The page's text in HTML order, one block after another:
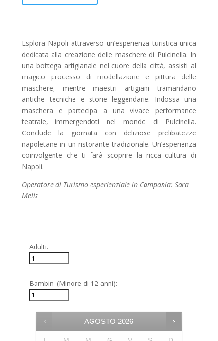
Esplora Napoli attraverso un’esperienza turistica unica
dedicata alla creazione delle maschere di Pulcinella. In
una bottega artigianale nel cuore della città, assisti al
magico processo di modellazione e pittura delle
maschere, mentre maestri artigiani tramandano
antiche tecniche e storie leggendarie. Indossa una
maschera e partecipa a una vivace performance
teatrale, immergendoti nel mondo di Pulcinella.
Conclude la giornata con deliziose prelibatezze
napoletane in un ristorante tradizionale. Un’esperienza
coinvolgente che ti farà scoprire la ricca cultura di
Napoli.
Operatore di Turismo esperienziale in Campania: Sara
Melis
Adulti:
Bambini (Minore di 12 anni):
AGOSTO 2026